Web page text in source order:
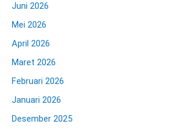
Juni 2026
Mei 2026
April 2026
Maret 2026
Februari 2026
Januari 2026
Desember 2025